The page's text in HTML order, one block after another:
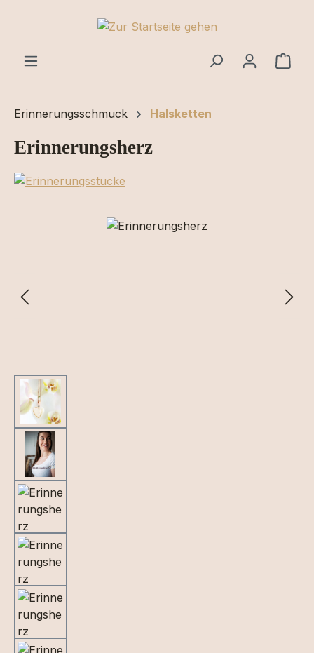
Zum Hauptinhalt springen
Erinnerungsschmuck Halsketten
Erinnerungsherz
Bildergalerie überspringen